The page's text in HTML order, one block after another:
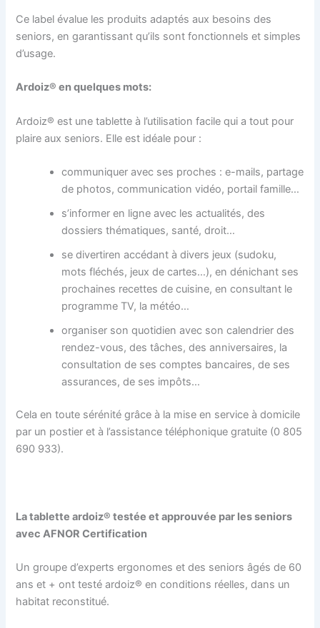
Ce label évalue les produits adaptés aux besoins des
seniors, en garantissant qu’ils sont fonctionnels et simples
d’usage.
Ardoiz® en quelques mots:
Ardoiz® est une tablette à l’utilisation facile qui a tout pour
plaire aux seniors. Elle est idéale pour :
communiquer avec ses proches : e-mails, partage
de photos, communication vidéo, portail famille…
s’informer en ligne avec les actualités, des
dossiers thématiques, santé, droit…
se divertiren accédant à divers jeux (sudoku,
mots fléchés, jeux de cartes…), en dénichant ses
prochaines recettes de cuisine, en consultant le
programme TV, la météo…
organiser son quotidien avec son calendrier des
rendez-vous, des tâches, des anniversaires, la
consultation de ses comptes bancaires, de ses
assurances, de ses impôts…
Cela en toute sérénité grâce à la mise en service à domicile
par un postier et à l’assistance téléphonique gratuite (0 805
690 933).
La tablette ardoiz® testée et approuvée par les seniors
avec AFNOR Certification
Un groupe d’experts ergonomes et des seniors âgés de 60
ans et + ont testé ardoiz® en conditions réelles, dans un
habitat reconstitué.